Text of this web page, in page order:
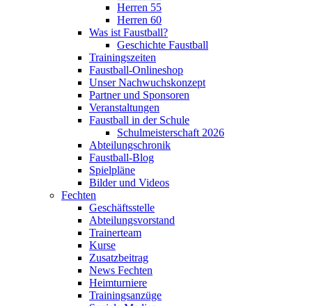
Herren 55
Herren 60
Was ist Faustball?
Geschichte Faustball
Trainingszeiten
Faustball-Onlineshop
Unser Nachwuchskonzept
Partner und Sponsoren
Veranstaltungen
Faustball in der Schule
Schulmeisterschaft 2026
Abteilungschronik
Faustball-Blog
Spielpläne
Bilder und Videos
Fechten
Geschäftsstelle
Abteilungsvorstand
Trainerteam
Kurse
Zusatzbeitrag
News Fechten
Heimturniere
Trainingsanzüge